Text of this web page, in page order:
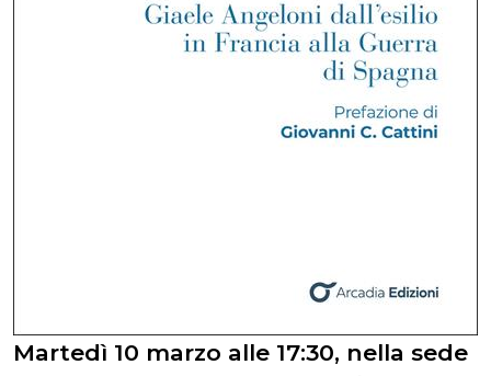
Martedì 10 marzo alle 17:30, nella sede